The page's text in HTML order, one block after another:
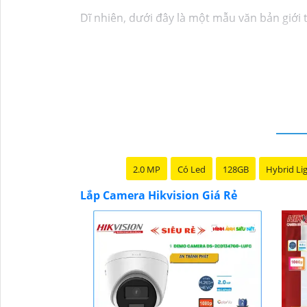
Dĩ nhiên, dưới đây là một mẫu văn bản
Chúng tôi xin trân trọng giới thiệu đến quý
Với kinh nghiệm lâu năm trong lĩnh vực
chắc
2.0 MP Có Led 128GB Hybrid
Lắp Camera Hikvision Giá Rẻ